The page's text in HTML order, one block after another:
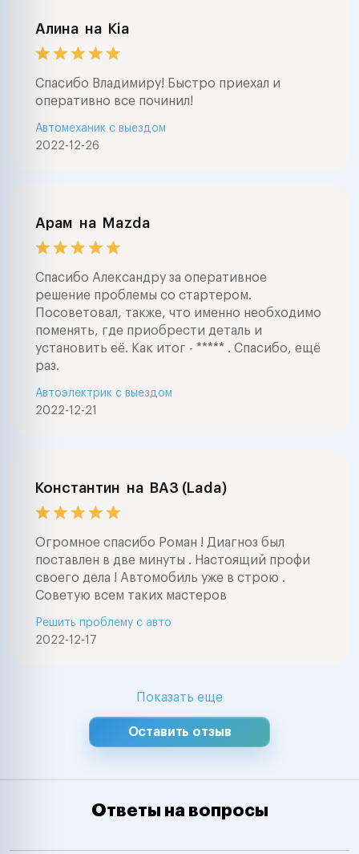
Алина на Kia
Спасибо Владимиру! Быстро приехал и
оперативно все починил!
2022-12-26
Автомеханик с выездом
Арам на Mazda
Спасибо Александру за оперативное
решение проблемы со стартером.
Посоветовал, также, что именно необходимо
поменять, где приобрести деталь и
установить её. Как итог - ***** . Спасибо, ещё
раз.
2022-12-21
Автоэлектрик с выездом
Константин на ВАЗ (Lada)
Огромное спасибо Роман ! Диагноз был
поставлен в две минуты . Настоящий профи
своего дела ! Автомобиль уже в строю .
Советую всем таких мастеров
2022-12-17
Решить проблему с авто
Показать еще
Оставить отзыв
Ответы на вопросы